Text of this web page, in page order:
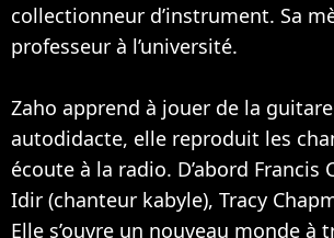
collectionneur d’instrument. Sa
professeur à l’université.
Zaho apprend à jouer de la
autodidacte, elle reproduit les
écoute à la radio. D’abord Francis
Idir (chanteur kabyle), Tracy
Elle s’ouvre un nouveau monde à